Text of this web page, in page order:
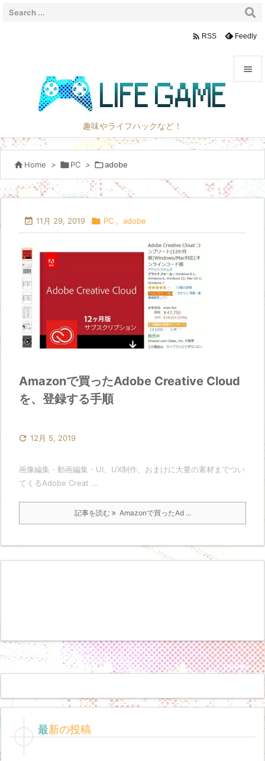
趣味やライフハックなど！

サイド


次へ
 RSS Feedly
 Home > PC > adobe
 11月 29, 2019  PC , adobe
Amazonで買ったAdobe Creative Cloud
を、登録する手順
 12月 5, 2019
画像編集・動画編集・UI、UX制作、おまけに大量の素材までつい
てくるAdobe Creat ...
記事を読む Amazonで買ったAd ...
最新の投稿